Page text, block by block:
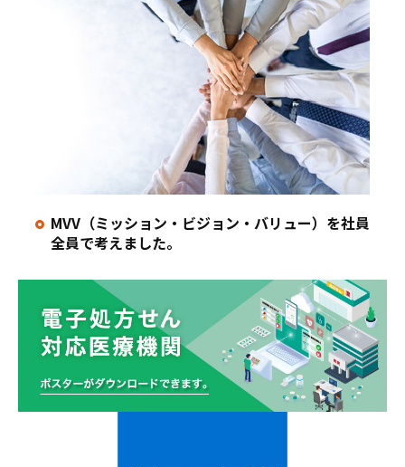
MVV（ミッション・ビジョン・バリュー）を社員
全員で考えました。